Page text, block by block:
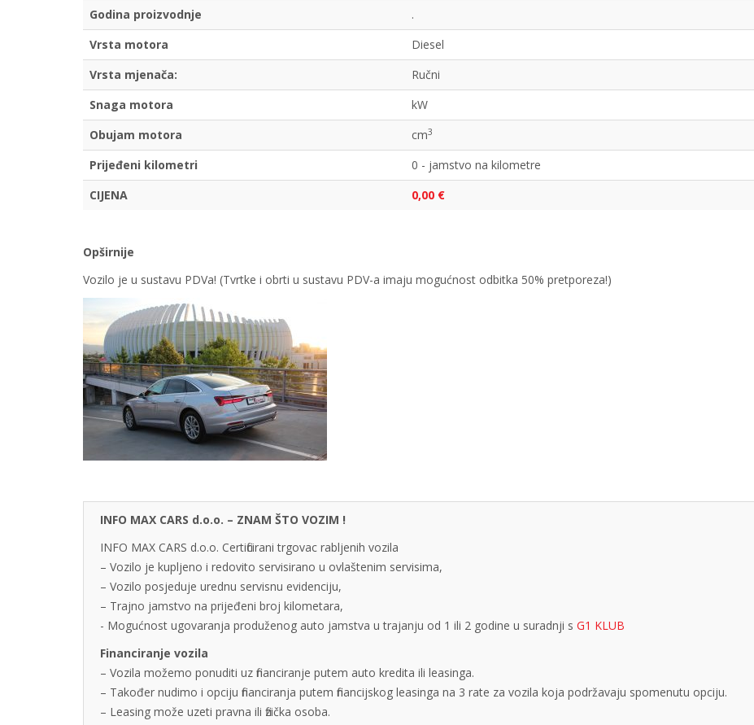
Godina proizvodnje
.
Vrsta motora
Diesel
Vrsta mjenača:
Ručni
Snaga motora
kW
Obujam motora
cm3
Prijeđeni kilometri
0 - jamstvo na kilometre
CIJENA
0,00 €
Opširnije
Vozilo je u sustavu PDVa! (Tvrtke i obrti u sustavu PDV-a imaju mogućnost odbitka 50% pretporeza!)
INFO MAX CARS d.o.o. – ZNAM ŠTO VOZIM !
INFO MAX CARS d.o.o. Certificirani trgovac rabljenih vozila
– Vozilo je kupljeno i redovito servisirano u ovlaštenim servisima,
– Vozilo posjeduje urednu servisnu evidenciju,
– Trajno jamstvo na prijeđeni broj kilometara,
- Mogućnost ugovaranja produženog auto jamstva u trajanju od 1 ili 2 godine u suradnji s G1 KLUB
Financiranje vozila
– Vozila možemo ponuditi uz financiranje putem auto kredita ili leasinga.
– Također nudimo i opciju financiranja putem financijskog leasinga na 3 rate za vozila koja podržavaju spomenutu opciju.
– Leasing može uzeti pravna ili fizička osoba.